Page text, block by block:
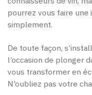
pourrez vous faire
simplement.
De toute façon,
l’occasion de plonger
vous transformer en
N’oubliez pas votre